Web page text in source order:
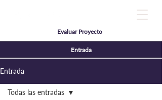
Evaluar Proyecto
Entrada
Entrada
Todas las entradas